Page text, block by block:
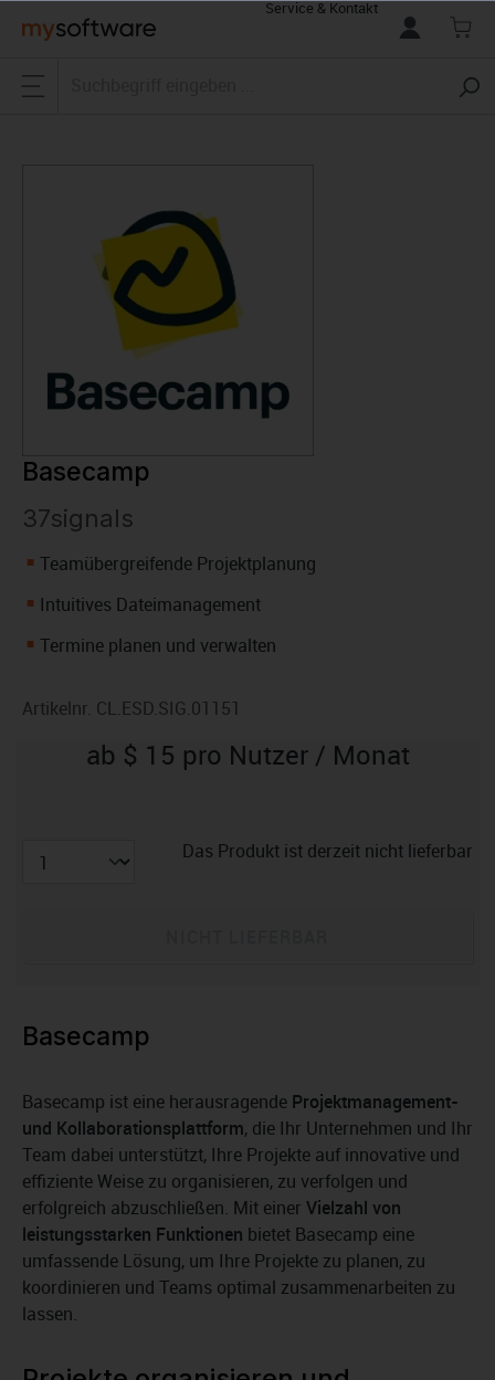
springen
Service & Kontakt
Basecamp
37signals
Teamübergreifende Projektplanung
Intuitives Dateimanagement
Termine planen und verwalten
Artikelnr. CL.ESD.SIG.01151
ab $ 15 pro Nutzer / Monat
Das Produkt ist derzeit nicht lieferbar
Basecamp
Basecamp ist eine herausragende Projektmanagement-
und Kollaborationsplattform, die Ihr Unternehmen und Ihr
Team dabei unterstützt, Ihre Projekte auf innovative und
effiziente Weise zu organisieren, zu verfolgen und
erfolgreich abzuschließen. Mit einer Vielzahl von
leistungsstarken Funktionen bietet Basecamp eine
umfassende Lösung, um Ihre Projekte zu planen, zu
koordinieren und Teams optimal zusammenarbeiten zu
lassen.